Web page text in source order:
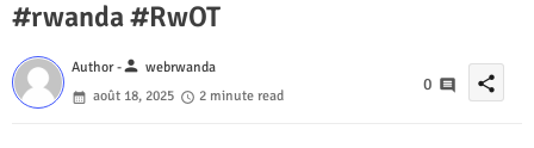
#rwanda #RwOT
Author -person webrwanda
août 18, 2025
2 minute read
0 share